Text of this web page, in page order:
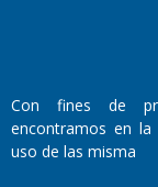
Director Periodístico:
Walter René Goñi
Con fines de
encontramos en la
uso de las misma